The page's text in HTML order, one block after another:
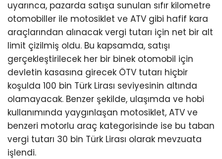
uyarınca, pazarda satışa sunulan sıfır kilometre
otomobiller ile motosiklet ve ATV gibi hafif kara
araçlarından alınacak vergi tutarı için net bir alt
limit çizilmiş oldu. Bu kapsamda, satışı
gerçekleştirilecek her bir binek otomobil için
devletin kasasına girecek ÖTV tutarı hiçbir
koşulda 100 bin Türk Lirası seviyesinin altında
olamayacak. Benzer şekilde, ulaşımda ve hobi
kullanımında yaygınlaşan motosiklet, ATV ve
benzeri motorlu araç kategorisinde ise bu taban
vergi tutarı 30 bin Türk Lirası olarak mevzuata
işlendi.